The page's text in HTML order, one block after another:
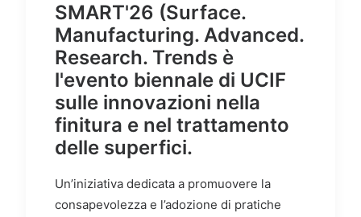
SMART'26 (Surface.
Manufacturing. Advanced.
Research. Trends è
l'evento biennale di UCIF
sulle innovazioni nella
finitura e nel trattamento
delle superfici.
Un’iniziativa dedicata a promuovere la
consapevolezza e l’adozione di pratiche